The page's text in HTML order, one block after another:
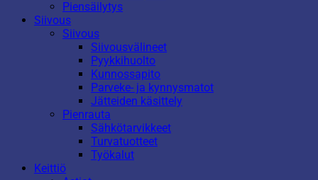
Piensäilytys
Siivous
Siivous
Siivousvälineet
Pyykkihuolto
Kunnossapito
Parveke- ja kynnysmatot
Jätteiden käsittely
Pienrauta
Sähkötarvikkeet
Turvatuotteet
Työkalut
Keittiö